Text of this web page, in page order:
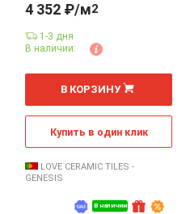
В наличии
4 352 ₽/м2
1-3 дня
В наличии:
м
В КОРЗИНУ
Купить в один клик
LOVE CERAMIC TILES -
GENESIS